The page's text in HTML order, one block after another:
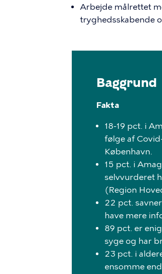
Arbejde målrettet
tryghedsskabende
Baggrund
Fakta
18-19 pct. i
følge af
København.
15 pct. i
selvvurderet
(Region
22 pct.
have mere
89 pct. er
syge og har
23 pct. i
ensomme